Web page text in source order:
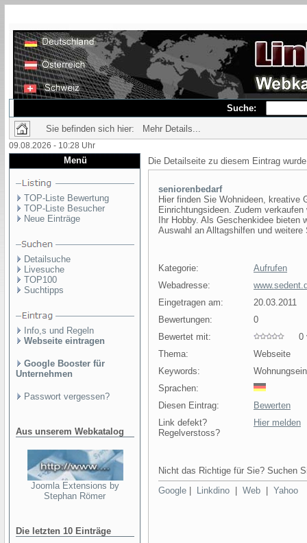
Suche:
Sie befinden sich hier: Mehr Details...
09.08.2026 - 10:28 Uhr
Menü
TOP-Liste Bewertung
TOP-Liste Besucher
Neue Einträge
Detailsuche
Livesuche
TOP100
Suchtipps
Info,s und Regeln
Webseite eintragen
Google Booster für
Unternehmen
Passwort vergessen?
Aus unserem Webkatalog
Joomla Extensions by
Stephan Römer
Die letzten 10 Einträge
Die Detailseite zu diesem Eintrag
seniorenbedarf
Hier finden Sie Wohnideen, kreative
Einrichtungsideen. Zudem
Ihr Hobby. Als Geschenkidee
Auswahl an Alltagshilfen und
Kategorie:
Aufrufen
Webadresse:
Eingetragen am:
20.03.2011
Bewertungen:
0
Bewertet mit:
0
Thema:
Webseite
Keywords:
Sprachen:
Diesen Eintrag:
Bewerten
Link defekt?
Regelverstoss?
Hier melden
Nicht das Richtige für Sie? Suchen
Google
Linkdino Web Yahoo